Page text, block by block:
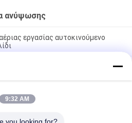
ανύψωσης
εργασίας αυτοκινούμενο
ανύψωσης Ηλεκτρική
ψαλίδι με πλατφόρμα επέκτασης
10 μέτρων, αλουμινίου,
9:32 AM